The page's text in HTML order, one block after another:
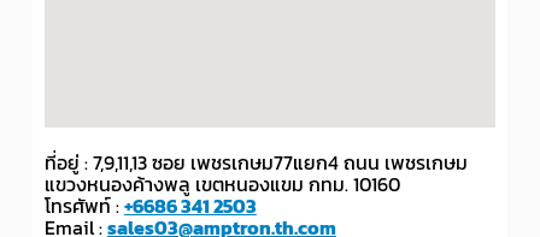
ที่อยู่ : 7,9,11,13 ซอย เพชรเกษม77แยก4 ถนน เพชรเกษม
แขวงหนองค้างพลู เขตหนองแขม กทม. 10160
โทรศัพท์ :+6686 341 2503
Email :sales03@amptron.th.com